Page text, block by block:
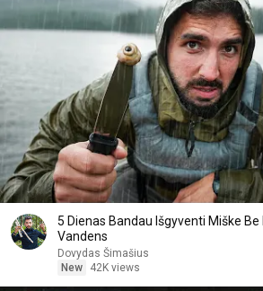
5 Dienas Bandau Išgyventi Miške Be
Vandens
Dovydas Šimašius
New
42K views